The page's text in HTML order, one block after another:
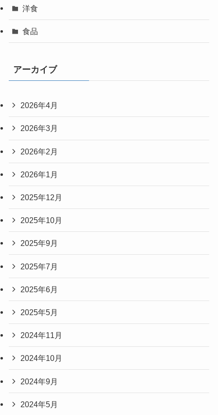
洋食
食品
アーカイブ
2026年4月
2026年3月
2026年2月
2026年1月
2025年12月
2025年10月
2025年9月
2025年7月
2025年6月
2025年5月
2024年11月
2024年10月
2024年9月
2024年5月